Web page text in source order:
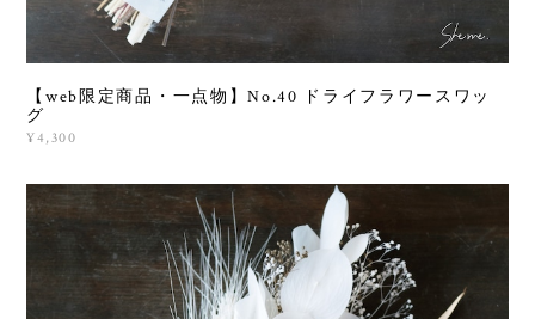
【web限定商品・一点物】No.40 ドライフラワースワッ
グ
¥4,300